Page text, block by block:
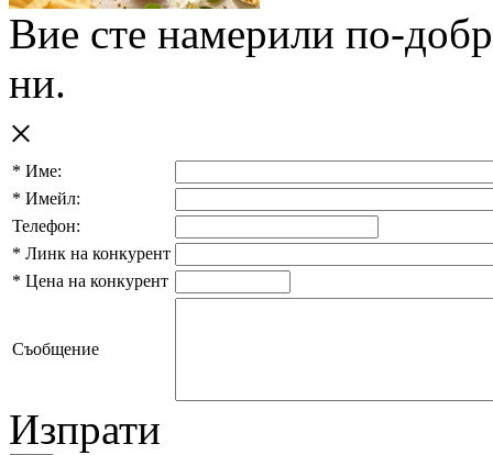
Вие сте намерили по-
ни.
×
* Име:
* Имейл:
Телефон:
* Линк на конкурент
* Цена на конкурент
Съобщение
Изпрати